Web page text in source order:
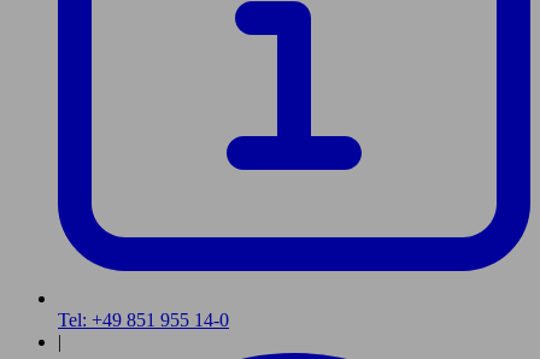
Tel: +49 851 955 14-0
|